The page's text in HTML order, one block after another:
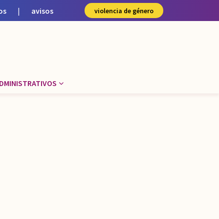
| avisos violencia de género